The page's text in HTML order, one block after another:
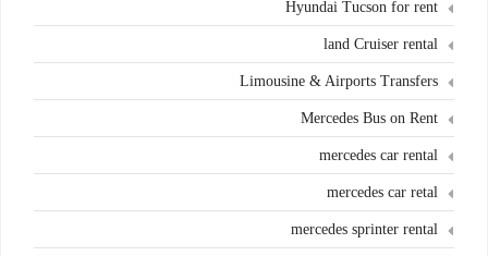
Hyundai Tucson for rent
land Cruiser rental
Limousine & Airports Transfers
Mercedes Bus on Rent
mercedes car rental
mercedes car retal
mercedes sprinter rental